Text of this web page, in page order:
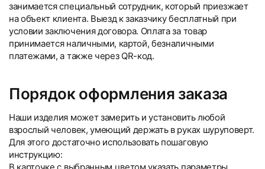
занимается специальный сотрудник, который приезжает
на объект клиента. Выезд к заказчику бесплатный при
условии заключения договора. Оплата за товар
принимается наличными, картой, безналичными
платежами, а также через QR-код.
Порядок оформления заказа
Наши изделия может замерить и установить любой
взрослый человек, умеющий держать в руках шуруповерт.
Для этого достаточно использовать пошаговую
инструкцию: